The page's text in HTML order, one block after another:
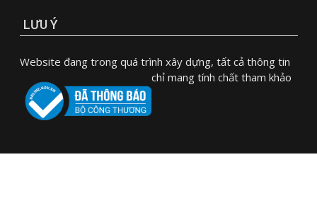
LƯU Ý
Website đang trong quá trình xây dựng, tất cả thông tin
chỉ mang tính chất tham khảo